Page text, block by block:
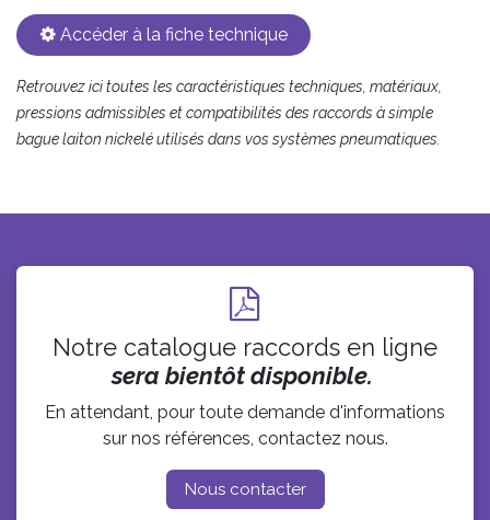
Accéder à la fiche technique​​​​​​
Retrouvez ici toutes les caractéristiques techniques, matériaux,
pressions admissibles et compatibilités des raccords à simple
bague laiton nickelé utilisés dans vos systèmes pneumatiques.
Notre catalogue raccords en ligne
sera bientôt disponible.
En attendant, pour toute demande d'informations
sur nos références, contactez nous.
Nous conta​​​​cter